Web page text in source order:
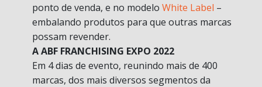
ponto de venda, e no modelo White Label –
embalando produtos para que outras marcas
possam revender.
A ABF FRANCHISING EXPO 2022
Em 4 dias de evento, reunindo mais de 400
marcas, dos mais diversos segmentos da